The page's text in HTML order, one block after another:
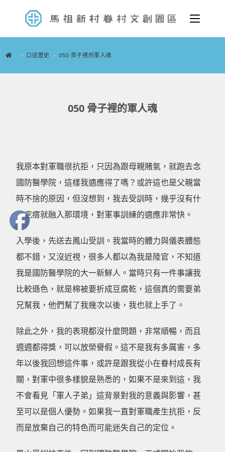
> 口述歷史 > 050 骨子裡的軍人魂
050 骨子裡的軍人魂
我原本對軍職很抗拒，只因為跟母親賭氣，就跑去念
國防醫學院，這樣我適應得了嗎？或許這也是父親當
時不捨的原因，但沒想到，我去受訓時，幾乎沒有什
麼疙瘩就融入那環境，對軍事訓練的適應非常快。
入學後，先送去鳳山受訓。我當時的體力與儀表體態
都不錯，又沒近視，很多人都以為我是陸官，不知道
我是國防醫學院的大一新鮮人。當時只有一件事讓我
比較遜色，就是棉被要折成豆腐乾，這個真的需要弟
兄幫我，他們幫了我幾次以後，我也就上手了。
除此之外，我的表現都沒什麼問題，非常順暢，而且
週週都得獎，可以放榮譽假。這不是我有多厲害，多
年以後我回想這件事，或許是跟我從小在眷村成長有
關，對軍中很多樣貌是熟悉的，如果不是來到這，我
不會看見「軍人子弟」這背景對我的意義與影響，甚
至可以是個人優勢。如果我一直對軍職產生抗拒，反
而是放棄自己的特色而可能迷失自己的定位。